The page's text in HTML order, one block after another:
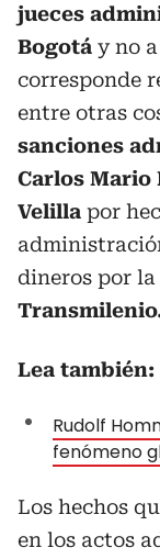
jueces
Bogotá y no
corresponde
entre otras
sanciones
Carlos Mario
Velilla por
dineros por
Lea también:
Rudolf
fenómeno
Los hechos
en los actos